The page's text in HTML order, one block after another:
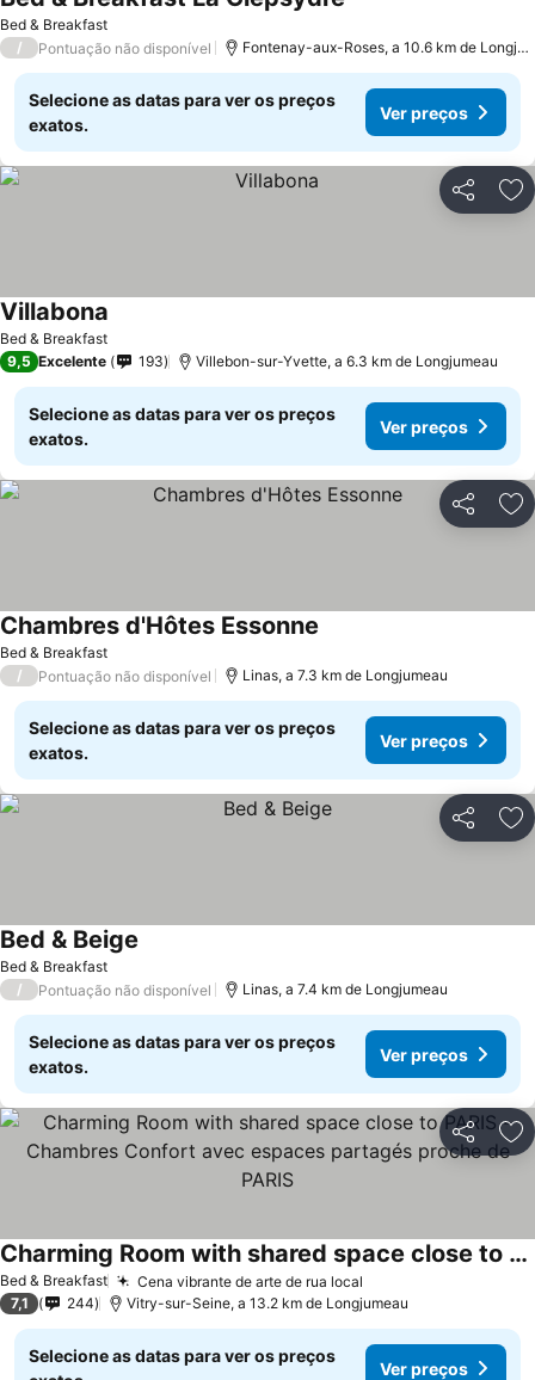
Bed & Breakfast
/ Pontuação não disponível Fontenay-aux-Roses, a 10.6 km de Longjumeau
Selecione as datas para ver os preços
exatos.
Ver preços
Partilhar
Bed & Breakfast
Villabona
9,5 Excelente 193 Villebon-sur-Yvette, a 6.3 km de Longjumeau
Selecione as datas para ver os preços
exatos.
Ver preços
Partilhar
Bed & Breakfast
Chambres d'Hôtes Essonne
/ Pontuação não disponível Linas, a 7.3 km de Longjumeau
Selecione as datas para ver os preços
exatos.
Ver preços
Partilhar
Bed & Breakfast
Bed & Beige
/ Pontuação não disponível Linas, a 7.4 km de Longjumeau
Selecione as datas para ver os preços
exatos.
Ver preços
Partilhar
Bed & Breakfast Cena vibrante de arte de rua local
Charming Room with shared space close to PARIS - Chambres Confort avec espaces partagés proche de PARIS
7,1 244 Vitry-sur-Seine, a 13.2 km de Longjumeau
Selecione as datas para ver os preços
Ver preços